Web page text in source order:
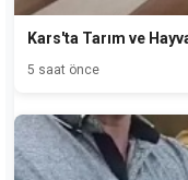
Kars'ta Tarım ve
5 saat önce